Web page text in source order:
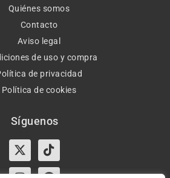
Quiénes somos
Contacto
Aviso legal
de uso y compra
de privacidad
Política de cookies
Síguenos
X-
twitter
Tiktok
InstagramFacebook